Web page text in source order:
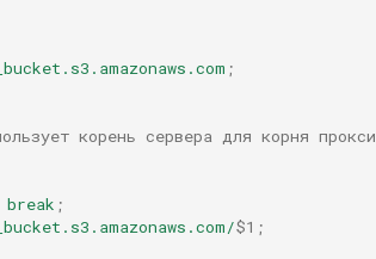
;
корень сервера для корня прокси
break ;
$1 ;